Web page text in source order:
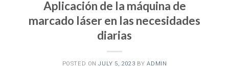
Aplicación de la máquina de
marcado láser en las necesidades
diarias
POSTED ONJULY 5, 2023 BYADMIN